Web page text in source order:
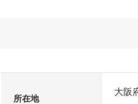
所在地
大阪